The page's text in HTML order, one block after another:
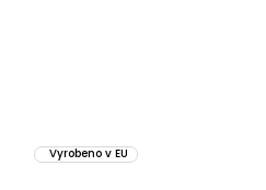
Vyrobeno v EU